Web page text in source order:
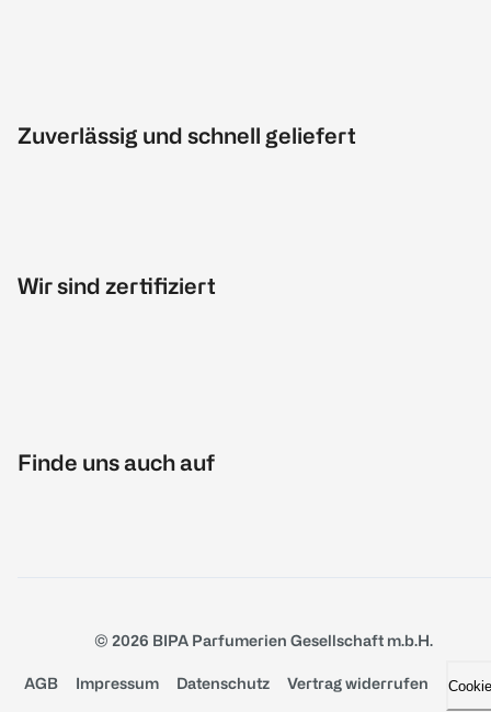
Zuverlässig und schnell geliefert
Wir sind zertifiziert
Finde uns auch auf
© 2026 BIPA Parfumerien Gesellschaft m.b.H.
AGB Impressum Datenschutz Vertrag widerrufen